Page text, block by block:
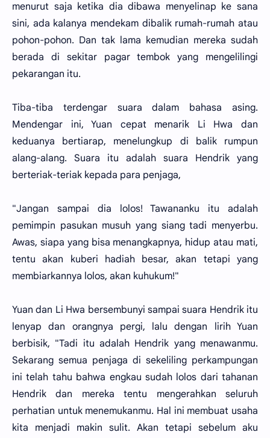
menurut saja ketika dia dibawa menyelinap ke sana
sini, ada kalanya mendekam dibalik rumah-rumah atau
pohon-pohon. Dan tak lama kemudian mereka sudah
berada di sekitar pagar tembok yang mengelilingi
pekarangan itu.
Tiba-tiba terdengar suara dalam bahasa asing.
Mendengar ini, Yuan cepat menarik Li Hwa dan
keduanya bertiarap, menelungkup di balik rumpun
alang-alang. Suara itu adalah suara Hendrik yang
berteriak-teriak kepada para penjaga,
"Jangan sampai dia lolos! Tawananku itu adalah
pemimpin pasukan musuh yang siang tadi menyerbu.
Awas, siapa yang bisa menangkapnya, hidup atau mati,
tentu akan kuberi hadiah besar, akan tetapi yang
membiarkannya lolos, akan kuhukum!"
Yuan dan Li Hwa bersembunyi sampai suara Hendrik itu
lenyap dan orangnya pergi, lalu dengan lirih Yuan
berbisik, "Tadi itu adalah Hendrik yang menawanmu.
Sekarang semua penjaga di sekeliling perkampungan
ini telah tahu bahwa engkau sudah lolos dari tahanan
Hendrik dan mereka tentu mengerahkan seluruh
perhatian untuk menemukanmu. Hal ini membuat usaha
kita menjadi makin sulit. Akan tetapi sebelum aku